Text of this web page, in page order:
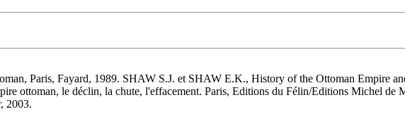
Paris, Fayard, 1989. SHAW S.J. et SHAW E.K., History of the Ottoman Empire
ottoman, le déclin, la chute, l'effacement. Paris, Editions du Félin/Editions Michel
2003.